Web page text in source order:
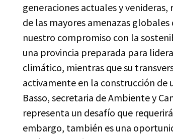
generaciones actuales y
de las mayores amenazas
nuestro compromiso con la
una provincia preparada para
climático, mientras que su
activamente en la construcción de
Basso, secretaria de Ambiente y
representa un desafío que
embargo, también es una